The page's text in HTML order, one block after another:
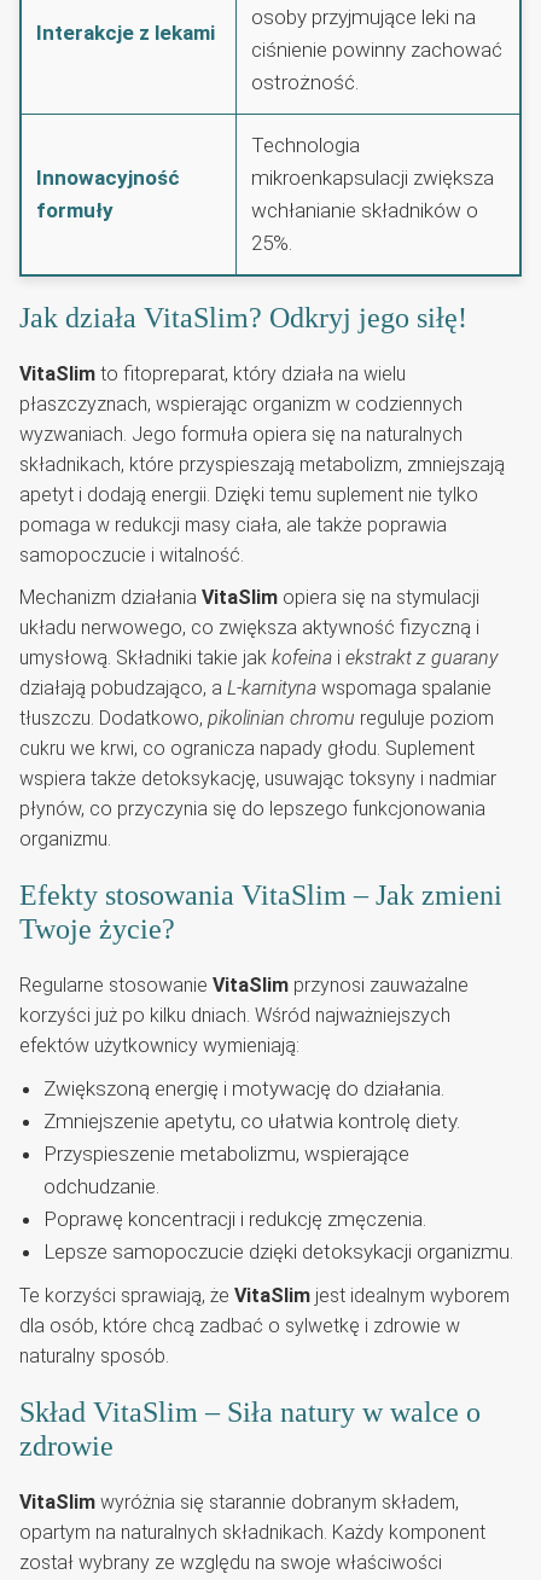
Interakcje z lekami
osoby przyjmujące leki na
ciśnienie powinny zachować
ostrożność.
Innowacyjność
formuły
Technologia
mikroenkapsulacji zwiększa
wchłanianie składników o
25%.
Jak działa VitaSlim? Odkryj jego siłę!
VitaSlim to fitopreparat, który działa na wielu
płaszczyznach, wspierając organizm w codziennych
wyzwaniach. Jego formuła opiera się na naturalnych
składnikach, które przyspieszają metabolizm, zmniejszają
apetyt i dodają energii. Dzięki temu suplement nie tylko
pomaga w redukcji masy ciała, ale także poprawia
samopoczucie i witalność.
Mechanizm działania VitaSlim opiera się na stymulacji
układu nerwowego, co zwiększa aktywność fizyczną i
umysłową. Składniki takie jak kofeina i ekstrakt z guarany
działają pobudzająco, a L-karnityna wspomaga spalanie
tłuszczu. Dodatkowo, pikolinian chromu reguluje poziom
cukru we krwi, co ogranicza napady głodu. Suplement
wspiera także detoksykację, usuwając toksyny i nadmiar
płynów, co przyczynia się do lepszego funkcjonowania
organizmu.
Efekty stosowania VitaSlim – Jak zmieni
Twoje życie?
Regularne stosowanie VitaSlim przynosi zauważalne
korzyści już po kilku dniach. Wśród najważniejszych
efektów użytkownicy wymieniają:
Zwiększoną energię i motywację do działania.
Zmniejszenie apetytu, co ułatwia kontrolę diety.
Przyspieszenie metabolizmu, wspierające
odchudzanie.
Poprawę koncentracji i redukcję zmęczenia.
Lepsze samopoczucie dzięki detoksykacji organizmu.
Te korzyści sprawiają, że VitaSlim jest idealnym wyborem
dla osób, które chcą zadbać o sylwetkę i zdrowie w
naturalny sposób.
Skład VitaSlim – Siła natury w walce o
zdrowie
VitaSlim wyróżnia się starannie dobranym składem,
opartym na naturalnych składnikach. Każdy komponent
został wybrany ze względu na swoje właściwości